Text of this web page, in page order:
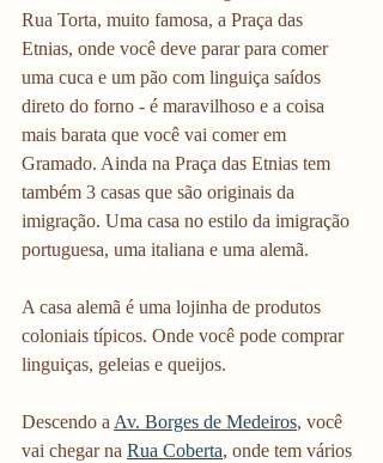
Rua Torta, muito famosa, a Praça das
Etnias, onde você deve parar para comer
uma cuca e um pão com linguiça saídos
direto do forno - é maravilhoso e a coisa
mais barata que você vai comer em
Gramado. Ainda na Praça das Etnias tem
também 3 casas que são originais da
imigração. Uma casa no estilo da imigração
portuguesa, uma italiana e uma alemã.
A casa alemã é uma lojinha de produtos
coloniais típicos. Onde você pode comprar
linguiças, geleias e queijos.
Descendo a Av. Borges de Medeiros, você
vai chegar na Rua Coberta, onde tem vários